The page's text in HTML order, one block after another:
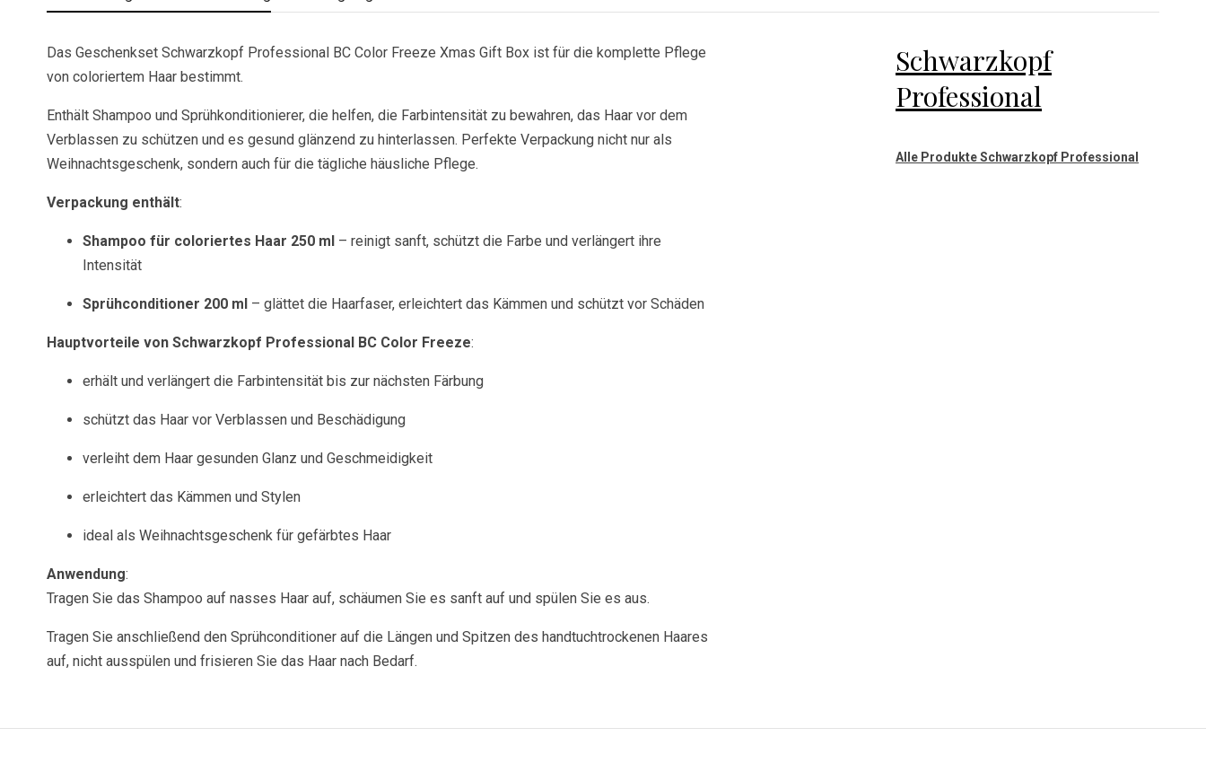
Das Geschenkset Schwarzkopf Professional BC Color Freeze Xmas Gift Box ist für die komplette Pflege
von coloriertem Haar bestimmt.
Enthält Shampoo und Sprühkonditionierer, die helfen, die Farbintensität zu bewahren, das Haar vor dem
Verblassen zu schützen und es gesund glänzend zu hinterlassen. Perfekte Verpackung nicht nur als
Weihnachtsgeschenk, sondern auch für die tägliche häusliche Pflege.
Verpackung enthält:
Shampoo für coloriertes Haar 250 ml – reinigt sanft, schützt die Farbe und verlängert ihre
Intensität
Sprühconditioner 200 ml – glättet die Haarfaser, erleichtert das Kämmen und schützt vor Schäden
Hauptvorteile von Schwarzkopf Professional BC Color Freeze:
erhält und verlängert die Farbintensität bis zur nächsten Färbung
schützt das Haar vor Verblassen und Beschädigung
verleiht dem Haar gesunden Glanz und Geschmeidigkeit
erleichtert das Kämmen und Stylen
ideal als Weihnachtsgeschenk für gefärbtes Haar
Anwendung:
Tragen Sie das Shampoo auf nasses Haar auf, schäumen Sie es sanft auf und spülen Sie es aus.
Tragen Sie anschließend den Sprühconditioner auf die Längen und Spitzen des handtuchtrockenen Haares
auf, nicht ausspülen und frisieren Sie das Haar nach Bedarf.
Schwarzkopf
Professional
Alle Produkte Schwarzkopf Professional